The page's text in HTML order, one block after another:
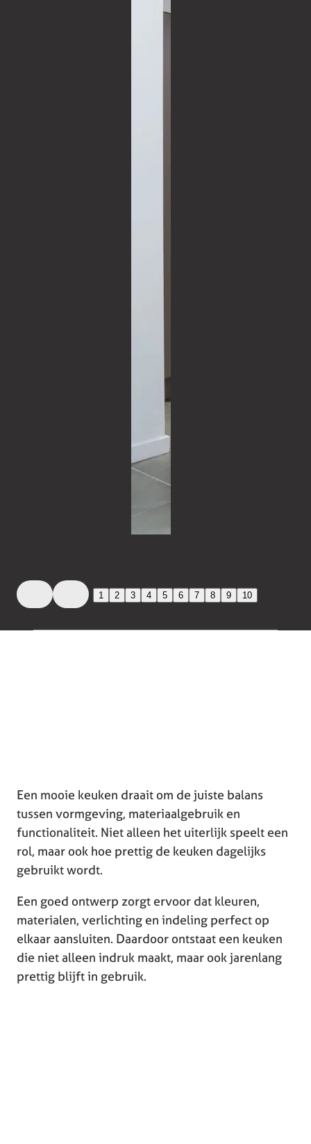
1 2 3 4 5 6 7 8 9 10
Een mooie keuken draait om de juiste balans
tussen vormgeving, materiaalgebruik en
functionaliteit. Niet alleen het uiterlijk speelt een
rol, maar ook hoe prettig de keuken dagelijks
gebruikt wordt.
Een goed ontwerp zorgt ervoor dat kleuren,
materialen, verlichting en indeling perfect op
elkaar aansluiten. Daardoor ontstaat een keuken
die niet alleen indruk maakt, maar ook jarenlang
prettig blijft in gebruik.